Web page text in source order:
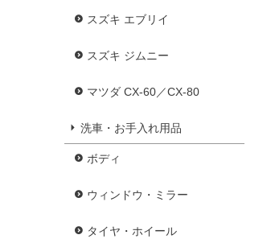
スズキ エブリイ
スズキ ジムニー
マツダ CX-60／CX-80
洗車・お手入れ用品
ボディ
ウィンドウ・ミラー
タイヤ・ホイール